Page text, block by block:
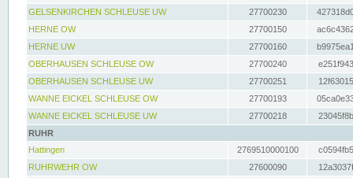
GELSENKIRCHEN SCHLEUSE UW
27700230
HERNE OW
27700150
HERNE UW
27700160
OBERHAUSEN SCHLEUSE OW
27700240
OBERHAUSEN SCHLEUSE UW
27700251
WANNE EICKEL SCHLEUSE OW
27700193
WANNE EICKEL SCHLEUSE UW
27700218
RUHR
Hattingen
2769510000100
RUHRWEHR OW
27600090